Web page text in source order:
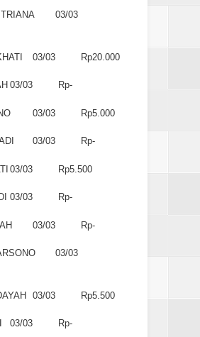
03/03
03/03 Rp20.000
03/03 Rp-
03/03 Rp5.000
03/03 Rp-
03/03 Rp5.500
03/03 Rp-
03/03 Rp-
03/03
03/03 Rp5.500
03/03 Rp-